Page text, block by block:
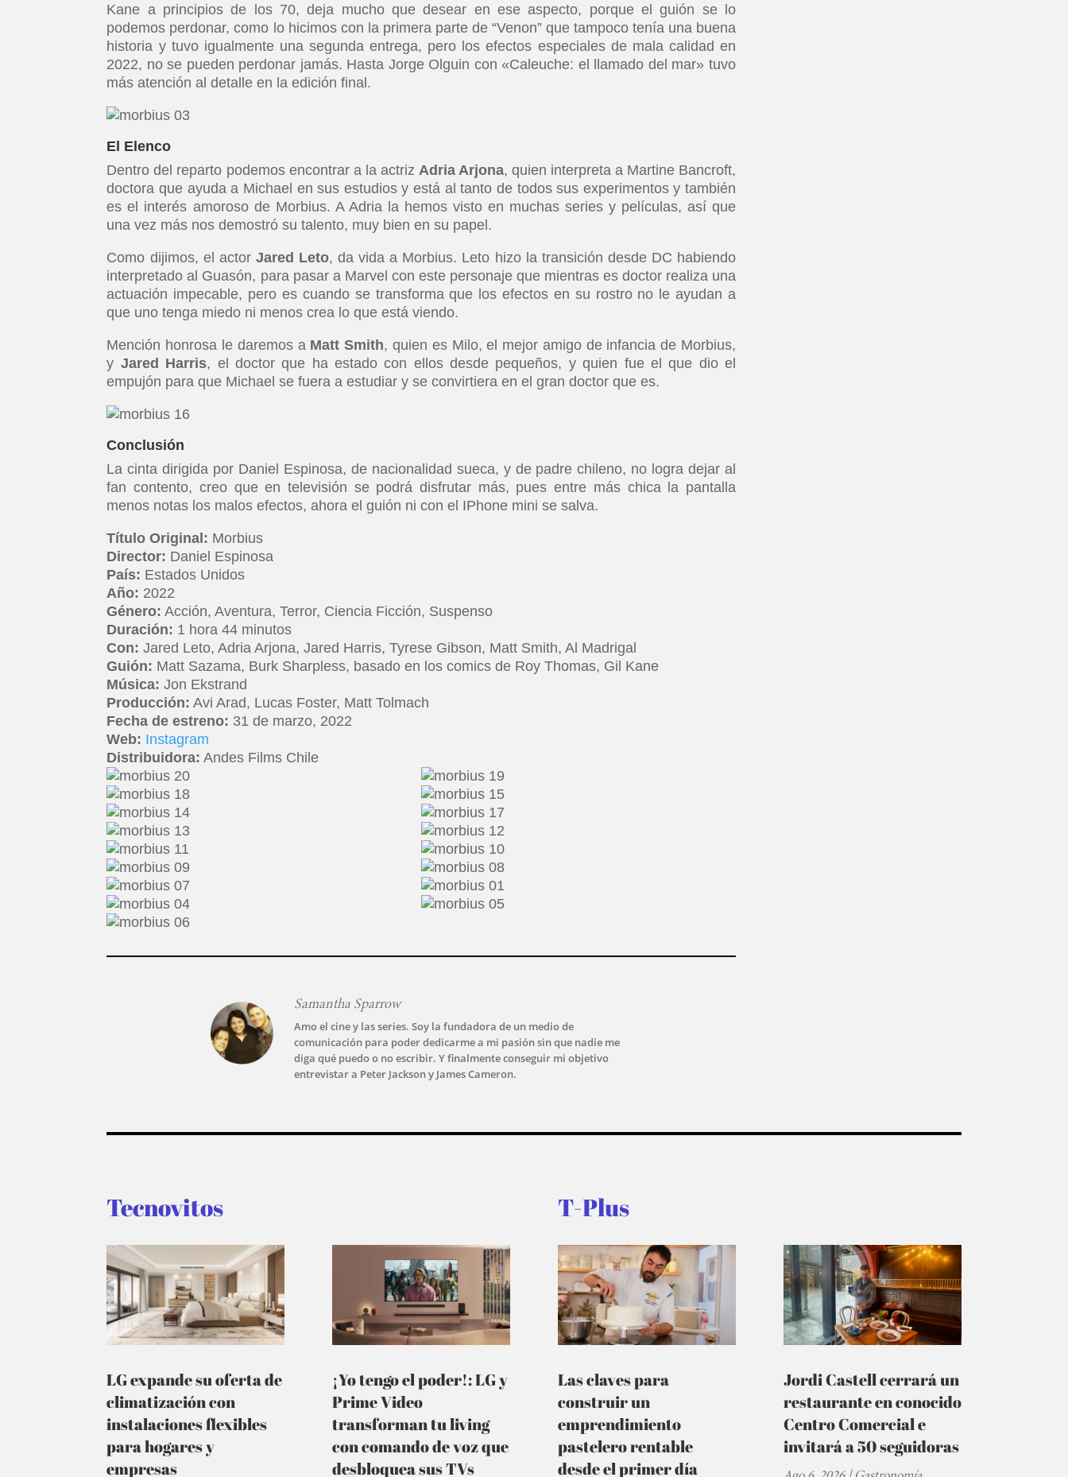
Kane a principios de los 70, deja mucho que desear en ese aspecto, porque el guión se lo
podemos perdonar, como lo hicimos con la primera parte de “Venon” que tampoco tenía una buena
historia y tuvo igualmente una segunda entrega, pero los efectos especiales de mala calidad en
2022, no se pueden perdonar jamás. Hasta Jorge Olguin con «Caleuche: el llamado del mar» tuvo
más atención al detalle en la edición final.
El Elenco
Dentro del reparto podemos encontrar a la actriz Adria Arjona, quien interpreta a Martine Bancroft,
doctora que ayuda a Michael en sus estudios y está al tanto de todos sus experimentos y también
es el interés amoroso de Morbius. A Adria la hemos visto en muchas series y películas, así que
una vez más nos demostró su talento, muy bien en su papel.
Como dijimos, el actor Jared Leto, da vida a Morbius. Leto hizo la transición desde DC habiendo
interpretado al Guasón, para pasar a Marvel con este personaje que mientras es doctor realiza una
actuación impecable, pero es cuando se transforma que los efectos en su rostro no le ayudan a
que uno tenga miedo ni menos crea lo que está viendo.
Mención honrosa le daremos a Matt Smith, quien es Milo, el mejor amigo de infancia de Morbius,
y Jared Harris, el doctor que ha estado con ellos desde pequeños, y quien fue el que dio el
empujón para que Michael se fuera a estudiar y se convirtiera en el gran doctor que es.
Conclusión
La cinta dirigida por Daniel Espinosa, de nacionalidad sueca, y de padre chileno, no logra dejar al
fan contento, creo que en televisión se podrá disfrutar más, pues entre más chica la pantalla
menos notas los malos efectos, ahora el guión ni con el IPhone mini se salva.
Título Original: Morbius
Director: Daniel Espinosa
País: Estados Unidos
Año: 2022
Género: Acción, Aventura, Terror, Ciencia Ficción, Suspenso
Duración: 1 hora 44 minutos
Con: Jared Leto, Adria Arjona, Jared Harris, Tyrese Gibson, Matt Smith, Al Madrigal
Guión: Matt Sazama, Burk Sharpless, basado en los comics de Roy Thomas, Gil Kane
Música: Jon Ekstrand
Producción: Avi Arad, Lucas Foster, Matt Tolmach
Fecha de estreno: 31 de marzo, 2022
Web: Instagram
Distribuidora: Andes Films Chile
Samantha Sparrow
Amo el cine y las series. Soy la fundadora de un medio de
comunicación para poder dedicarme a mi pasión sin que nadie me
diga qué puedo o no escribir. Y finalmente conseguir mi objetivo
entrevistar a Peter Jackson y James Cameron.
Tecnovitos
LG expande su oferta de
climatización con
instalaciones flexibles
para hogares y
empresas
¡Yo tengo el poder!: LG y
Prime Video
transforman tu living
con comando de voz que
desbloquea sus TVs
T-Plus
Las claves para
construir un
emprendimiento
pastelero rentable
desde el primer día
Jordi Castell cerrará un
restaurante en conocido
Centro Comercial e
invitará a 50 seguidoras